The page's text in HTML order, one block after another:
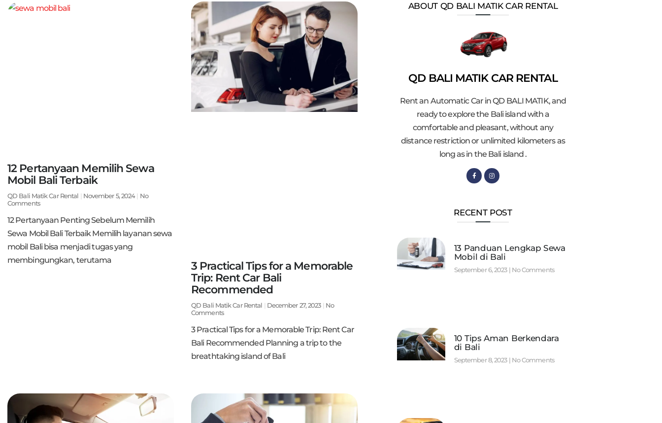
12 Pertanyaan Memilih Sewa
Mobil Bali Terbaik
QD Bali Matik Car Rental November 5, 2024
No
Comments
12 Pertanyaan Penting Sebelum Memilih
Sewa Mobil Bali Terbaik Memilih layanan sewa
mobil Bali bisa menjadi tugas yang
membingungkan, terutama
3 Practical Tips for a Memorable
Trip: Rent Car Bali
Recommended
QD Bali Matik Car Rental December 27, 2023
No
Comments
3 Practical Tips for a Memorable Trip: Rent Car
Bali Recommended Planning a trip to the
breathtaking island of Bali
ABOUT QD BALI MATIK CAR RENTAL
QD BALI MATIK CAR RENTAL
Rent an Automatic Car in QD BALI MATIK, and
ready to explore the Bali island with a
comfortable and pleasant, without any
distance restriction or unlimited kilometers as
long as in the Bali island .
RECENT POST
13 Panduan Lengkap Sewa
Mobil di Bali
September 6, 2023 No Comments
10 Tips Aman Berkendara
di Bali
September 8, 2023 No Comments